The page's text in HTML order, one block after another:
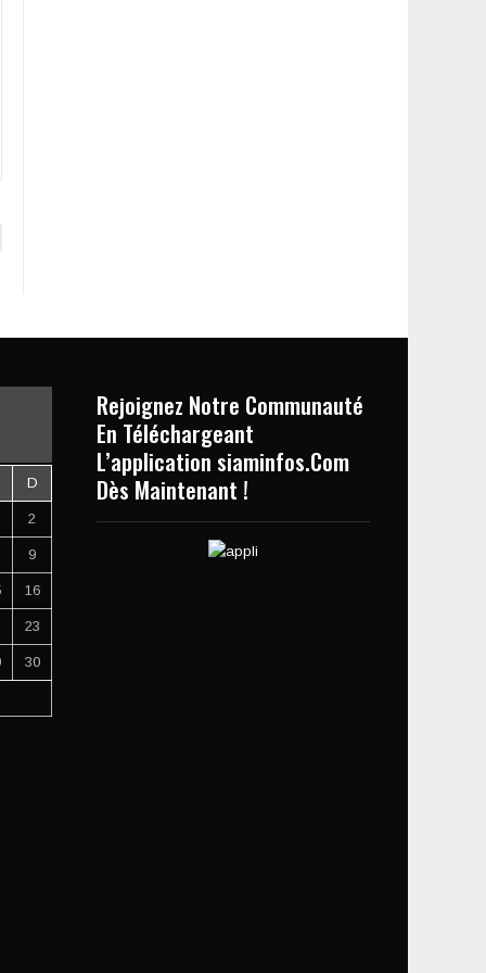
D
2
9
16
23
30
Rejoignez Notre Communauté
En Téléchargeant
L’application siaminfos.Com
Dès Maintenant !